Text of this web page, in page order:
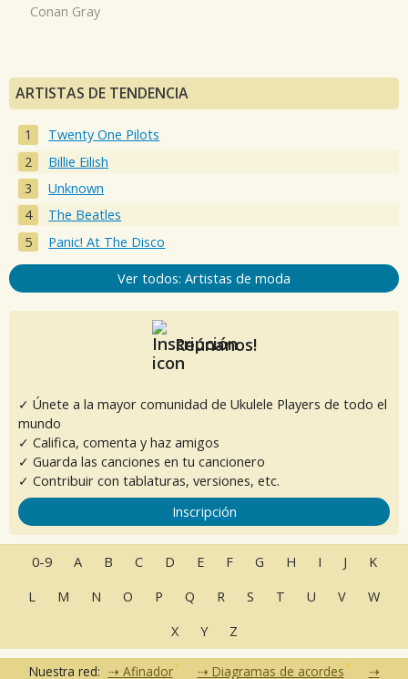
Conan Gray
ARTISTAS DE TENDENCIA
Twenty One Pilots
Billie Eilish
Unknown
The Beatles
Panic! At The Disco
Ver todos: Artistas de moda
Reúnanos!
✓ Únete a la mayor comunidad de Ukulele Players de todo el
mundo
✓ Califica, comenta y haz amigos
✓ Guarda las canciones en tu cancionero
✓ Contribuir con tablaturas, versiones, etc.
Inscripción
0-9 A B C D E F G H I J
K
L
M N O P Q R S T U V
W
X
Y Z
Nuestra red: Afinador Diagramas de acordes